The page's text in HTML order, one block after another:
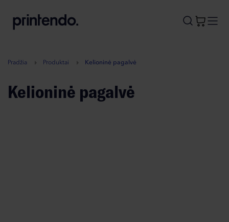
A
Pradžia Produktai Kelioninė pagalvė
Kelioninė pagalvė